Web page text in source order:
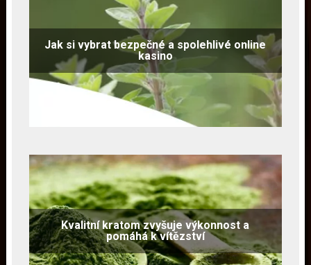
Jak si vybrat bezpečné a spolehlivé online
kasino
Kvalitní kratom zvyšuje výkonnost a
pomáhá k vítězství